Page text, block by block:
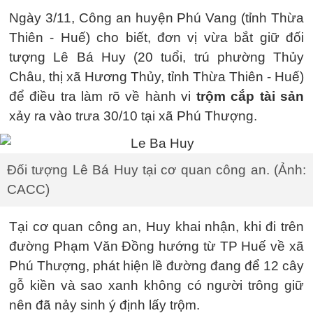
Ngày 3/11, Công an huyện Phú Vang (tỉnh Thừa
Thiên - Huế) cho biết, đơn vị vừa bắt giữ đối
tượng Lê Bá Huy (20 tuổi, trú phường Thủy
Châu, thị xã Hương Thủy, tỉnh Thừa Thiên - Huế)
để điều tra làm rõ về hành vi trộm cắp tài sản
xảy ra vào trưa 30/10 tại xã Phú Thượng.
Đối tượng Lê Bá Huy tại cơ quan công an. (Ảnh:
CACC)
Tại cơ quan công an, Huy khai nhận, khi đi trên
đường Phạm Văn Đồng hướng từ TP Huế về xã
Phú Thượng, phát hiện lề đường đang để 12 cây
gỗ kiền và sao xanh không có người trông giữ
nên đã nảy sinh ý định lấy trộm.